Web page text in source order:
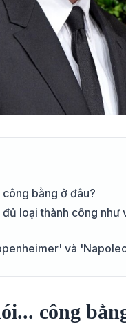
bằng ở đâu?
loại thành công
và
công